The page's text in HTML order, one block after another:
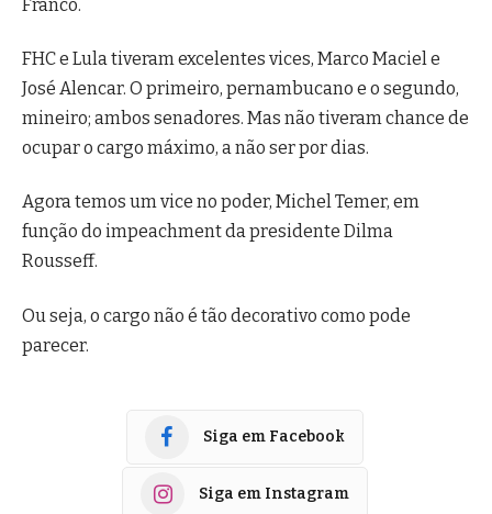
Franco.
FHC e Lula tiveram excelentes vices, Marco Maciel e
José Alencar. O primeiro, pernambucano e o segundo,
mineiro; ambos senadores. Mas não tiveram chance de
ocupar o cargo máximo, a não ser por dias.
Agora temos um vice no poder, Michel Temer, em
função do impeachment da presidente Dilma
Rousseff.
Ou seja, o cargo não é tão decorativo como pode
parecer.
Siga em Facebook
Siga em Instagram